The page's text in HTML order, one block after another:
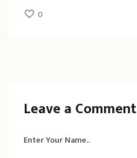
0
Leave a Comment
Enter Your Name..